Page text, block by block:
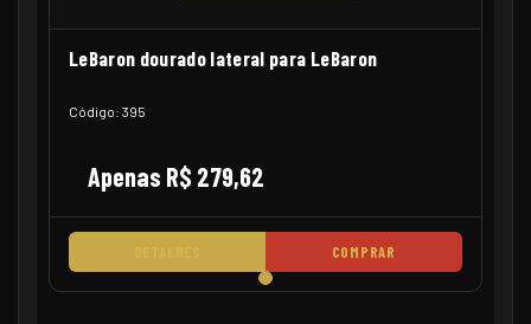
LeBaron dourado lateral para LeBaron
Código: 395
Apenas R$ 279,62
COMPRAR